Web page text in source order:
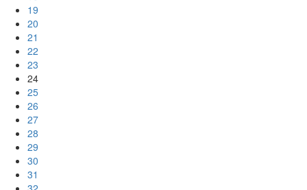
19
20
21
22
23
24
25
26
27
28
29
30
31